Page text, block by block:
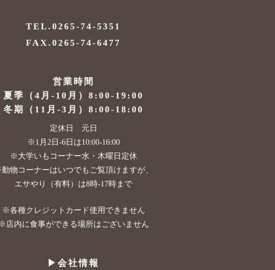
TEL.0265-74-5351
FAX.0265-74-6477
営業時間
夏季（4月-10月） 8:00-19:00
冬期（11月-3月） 8:00-18:00
定休日 元日
※1月2日-6日は10:00-16:00
※大学いもコーナー水・木曜日定休
物コーナーはいつでもご覧頂けますが、
エサやり（有料）は8時-17時まで
※各種クレジットカード使用できません
店内に食事ができる場所はございません
▶︎会社情報